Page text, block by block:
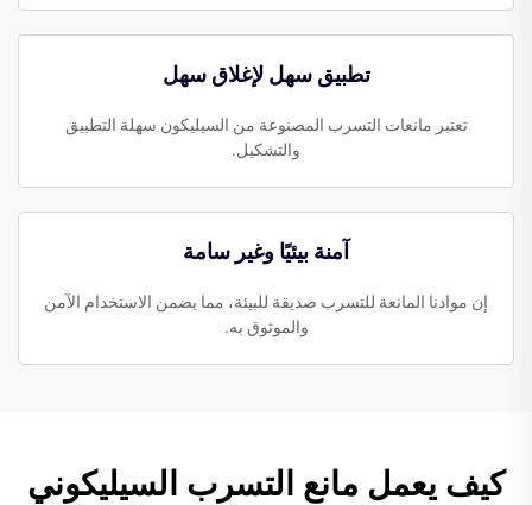
تطبيق سهل لإغلاق سهل
تعتبر مانعات التسرب المصنوعة من السيليكون سهلة التطبيق
والتشكيل.
آمنة بيئيًا وغير سامة
إن موادنا المانعة للتسرب صديقة للبيئة، مما يضمن الاستخدام الآمن
والموثوق به.
كيف يعمل مانع التسرب السيليكوني